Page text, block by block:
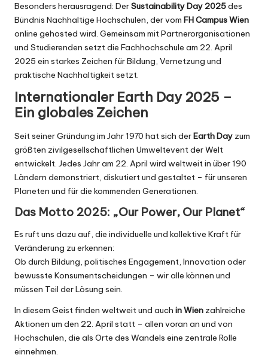
Besonders herausragend: DerSustainability Day 2025des
Bündnis Nachhaltige Hochschulen, der vom FH Campus Wien
online gehosted wird. Gemeinsam mit Partnerorganisationen
und Studierenden setzt die Fachhochschule am 22. April
2025 ein starkes Zeichen für Bildung, Vernetzung und
praktische Nachhaltigkeit setzt.
Internationaler Earth Day 2025 –
Ein globales Zeichen
Seit seinerGründung im Jahr 1970 hat sich derEarth Day zum
größten zivilgesellschaftlichen Umweltevent der Welt
entwickelt. Jedes Jahr am 22. April wird weltweit in über 190
Ländern demonstriert, diskutiert und gestaltet – für unseren
Planeten und für die kommenden Generationen.
Das Motto 2025: „Our Power, Our Planet“
Es ruft uns dazu auf, die individuelle und kollektive Kraft für
Veränderung zu erkennen:
Ob durch Bildung, politisches Engagement, Innovation oder
bewusste Konsumentscheidungen – wir alle können und
müssen Teil der Lösung sein.
In diesem Geist finden weltweit und auch in Wien zahlreiche
Aktionen um den 22. April statt – allen voran an und von
Hochschulen, die als Orte des Wandels eine zentrale Rolle
einnehmen.